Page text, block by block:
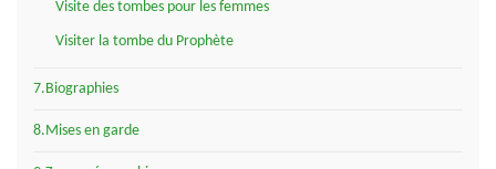
Visite des tombes pour les femmes
Visiter la tombe du Prophète
7.Biographies
8.Mises en garde